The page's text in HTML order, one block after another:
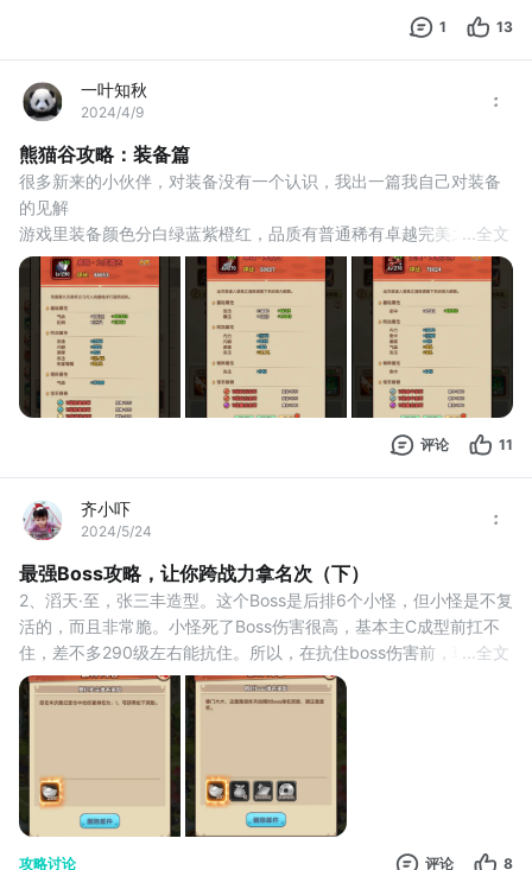
1 13
一叶知秋
2024/4/9
熊猫谷攻略：装备篇
很多新来的小伙伴，对装备没有一个认识，我出一篇我自己对装备
的见解
游戏里装备颜色分白绿蓝紫橙红，品质有普通稀有卓越完美之分，
190装备之前有红换红，前面装备更新很快，都是过度，250开始后
面的图会推的很慢。
250开始基本都是选择红色装备，这个时候就要看注重装备词条
了，词条分为必带的蓝色词条，如攻击，防御，气血，内力，速度
这些具有明确属性值的，以及橙色词条➕百分比的。
哪些是可以好的词条：蓝色的攻
...全文
评论 11
齐小吓
2024/5/24
最强Boss攻略，让你跨战力拿名次（下）
2、滔天·至，张三丰造型。这个Boss是后排6个小怪，但小怪是不复
活的，而且非常脆。小怪死了Boss伤害很高，基本主C成型前扛不
住，差不多290级左右能抗住。所以，在抗住boss伤害前，玩法就
是：不能第一回合就把小怪杀完，要让主C第二回合出红色技能打小
怪伤害高，所以，奇门这样的漫天花雨、腐蚀毒，太乙剑、削纸刀
合秒4这样的技能把小怪清完，最
全文
攻略讨论 评论 8